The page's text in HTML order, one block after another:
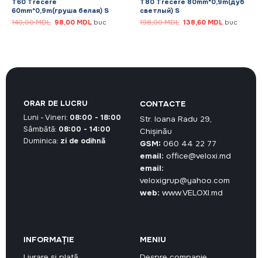
T60 Trecere
60mm*0,9m(груша белая) S
140,00MDL Prețul
inițial
98,00 MDLPrețul
buc
T80 Trecere 80mm*0,9m(дуб
светлый) S
198,00MDL Prețul
inițial
138,60 MDLPrețul
buc
CONTACTE
Str. Ioana Radu 29,
Chișinău
GSM: 060 44 22 77
email: office@veloxi.md
email:
veloxigrup@yahoo.com
web: www.VELOXI.md
INFORMAȚIE
MENIU
ORAR DE LUCRU
Luni - Vineri: 08:00 - 18:00
Sâmbătă: 08:00 - 14:00
Duminica: zi de odihnă